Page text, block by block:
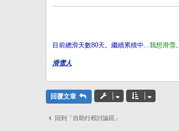
目前總滑天數80天。繼續累積中...我想滑雪。
滑雪人
回覆文章
回到「自助行程討論區」